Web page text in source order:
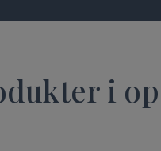
i